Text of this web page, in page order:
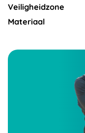
Veiligheidzone
Materiaal